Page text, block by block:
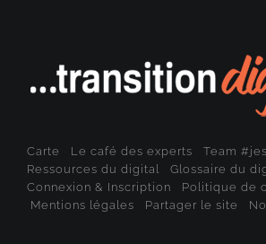
Carte Le café des experts
Team
Ressources du digital
Glossaire du
Connexion & Inscription
Politique de
Mentions légales
Partager le site